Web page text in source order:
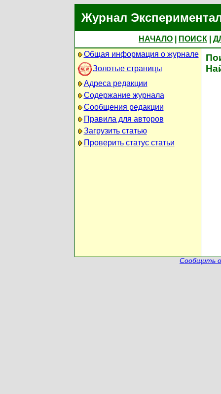
Журнал
НАЧАЛО ПОИСК
Общая информация о журнале
Золотые страницы
Адреса редакции
Содержание журнала
Сообщения редакции
Правила для авторов
Загрузить статью
Проверить статус статьи
Сообщить о